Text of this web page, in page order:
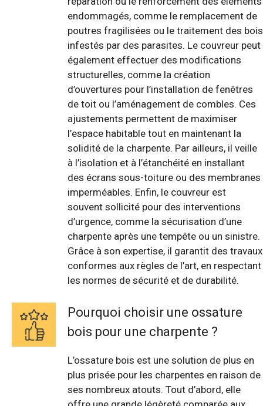
endommagés, comme le remplacement de
poutres fragilisées ou le traitement des bois
infestés par des parasites. Le couvreur peut
également effectuer des modifications
structurelles, comme la création
d’ouvertures pour l’installation de fenêtres
de toit ou l’aménagement de combles. Ces
ajustements permettent de maximiser
l’espace habitable tout en maintenant la
solidité de la charpente. Par ailleurs, il veille
à l’isolation et à l’étanchéité en installant
des écrans sous-toiture ou des membranes
imperméables. Enfin, le couvreur est
souvent sollicité pour des interventions
d’urgence, comme la sécurisation d’une
charpente après une tempête ou un sinistre.
Grâce à son expertise, il garantit des travaux
conformes aux règles de l’art, en respectant
les normes de sécurité et de durabilité.
Pourquoi choisir une ossature
bois pour une charpente ?
L’ossature bois est une solution de plus en
plus prisée pour les charpentes en raison de
ses nombreux atouts. Tout d’abord, elle